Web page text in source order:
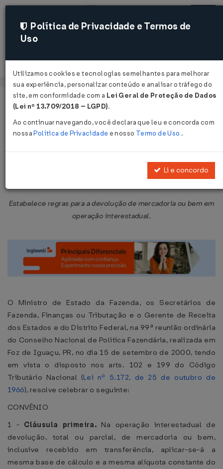
Acessar
Página Inicial Legislações
Convênio ICMS Nº 54 DE
Estabelece regras para a devolução de mercadoria ou bem em
operação interestadual.
O Ministro de Estado da Fazenda, os Secretários de
Fazenda, Finanças ou Tributação e o Gerente de Receita
dos Estados e do Distrito Federal, na 99ª reunião ordinária
do Conselho Nacional de Política Fazendária, realizada em
Foz de Iguaçu, PR, no dia 15 de setembro de 2000, tendo
em vista o disposto nos arts. 102 e 199 do Código
Tributário Nacional (Lei nº 5.172, de 25 de outubro de
1966), resolve celebrar o seguinte:
CONVÊNIO
1 - Cláusula primeira. Na operação interestadual de
devolução, total ou parcial, de mercadoria ou bem,
inclusive recebido em transferência, aplicar-se-á a
mesma base de cálculo e a mesma alíquota constante do
Política de Privacidade e Termos de
Uso
Utilizamos cookies e tecnologias semelhantes para melhorar
sua experiência, personalizar conteúdo e analisar o tráfego do
site, em conformidade com a Lei Geral de Proteção de Dados
(Lei nº 13.709/2018 – LGPD).
Ao continuar navegando, você declara que leu e concorda com
nossaPolítica de Privacidade e nosso Termo de Uso .
Li e concordo